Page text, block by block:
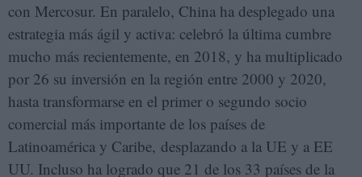
con Mercosur. En paralelo, China ha desplegado una
estrategia más ágil y activa: celebró la última cumbre
mucho más recientemente, en 2018, y ha multiplicado
por 26 su inversión en la región entre 2000 y 2020,
hasta transformarse en el primer o segundo socio
comercial más importante de los países de
Latinoamérica y Caribe, desplazando a la UE y a EE
UU. Incluso ha logrado que 21 de los 33 países de la